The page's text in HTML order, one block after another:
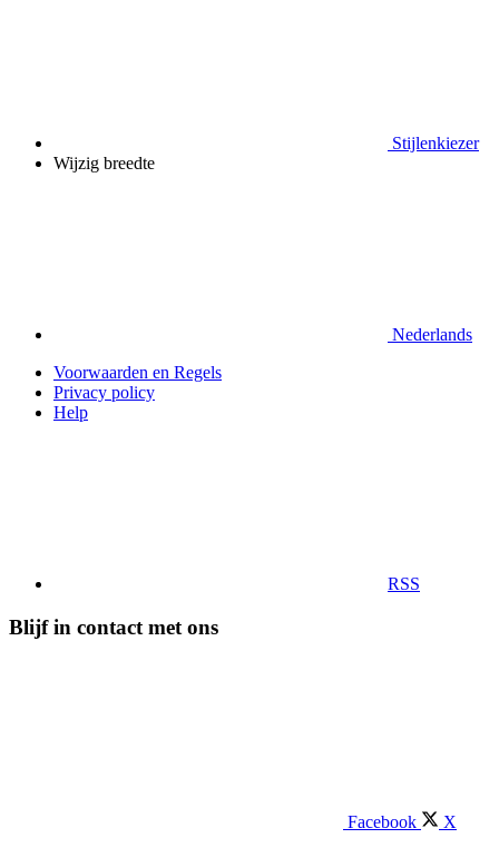
Stijlenkiezer
Wijzig breedte
Nederlands
Voorwaarden en Regels
Privacy policy
Help
RSS
Blijf in contact met ons
Facebook X